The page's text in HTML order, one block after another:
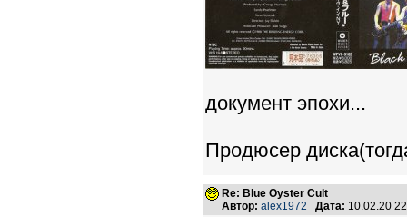
документ эпохи...
Продюсер
Re: Blue Oyster Cult
Автор: alex1972 Дата: 10.02.20